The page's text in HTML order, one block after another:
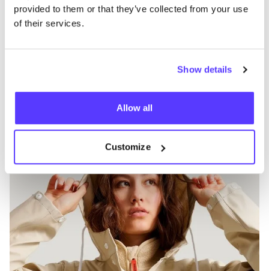
provided to them or that they’ve collected from your use
of their services.
Show details
Allow all
Customize
Tretorn